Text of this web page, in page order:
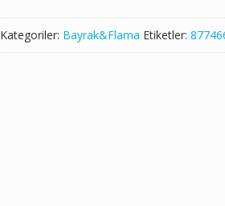
Kategoriler: Bayrak&Flama Etiketler: